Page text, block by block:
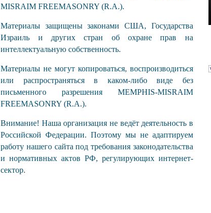
MISRAIM FREEMASONRY (R.A.).
Материалы защищены законами США, Государства
Израиль и других стран об охране прав на
интеллектуальную собственность.
Материалы не могут копироваться, воспроизводиться
или распространяться в каком-либо виде без
письменного разрешения MEMPHIS-MISRAIM
FREEMASONRY (R.A.).
Внимание! Наша организация не ведёт деятельность в
Российской Федерации. Поэтому мы не адаптируем
работу нашего сайта под требования законодательства
и нормативных актов РФ, регулирующих интернет-
сектор.